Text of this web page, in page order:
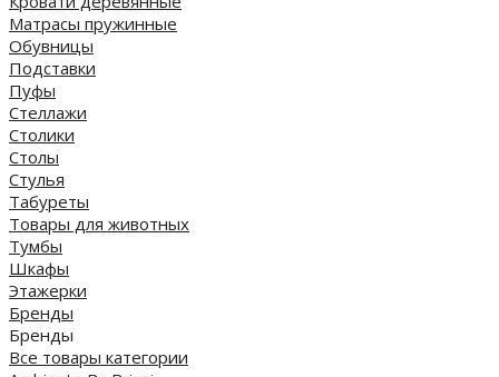
Матрасы пружинные
Обувницы
Подставки
Пуфы
Стеллажи
Столики
Столы
Стулья
Табуреты
Товары для животных
Тумбы
Шкафы
Этажерки
Бренды
Бренды
Все товары категории